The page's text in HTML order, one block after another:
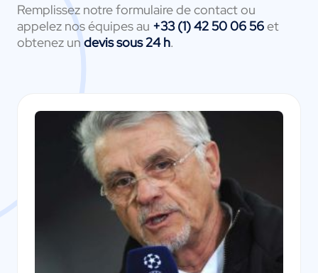
Remplissez notre formulaire de contact ou
appelez nos équipes au +33 (1) 42 50 06 56et
obtenez undevis sous 24 h.